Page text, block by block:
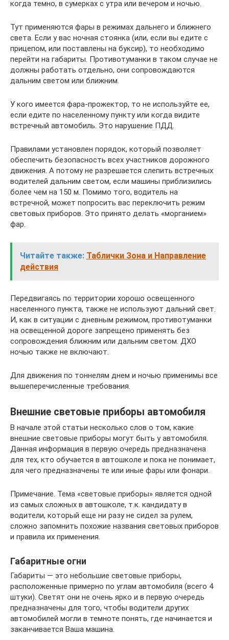
когда темно, в сумерках с утра или вечером и ночью.
Тут применяются фары в режимах дальнего и ближнего
света. Если у вас ночная стоянка (или, если вы едите с
прицепом, или поставлены на буксир), то необходимо
перейти на габариты. Противотуманки в таком случае не
должны работать отдельно, они сопровождаются
дальним светом или ближним.
У кого имеется фара-прожектор, то не используйте ее,
если едите по населенному пункту или когда видите
встречный автомобиль. Это нарушение ПДД.
Правилами установлен порядок, который позволяет
обеспечить безопасность всех участников дорожного
движения. А потому не разрешается слепить встречных
водителей дальним светом, если машины приблизились
более чем на 150 м. Помимо того, водитель на
встречной, может попросить вас переключить режим
световых приборов. Это принято делать «морганием»
фар.
Читайте также: Таблички Зона и Направление
действия
Передвигаясь по территории хорошо освещенного
населенного пункта, также не используют дальний свет.
И, как в ситуации с дневным режимом, противотуманки
на освещенной дороге запрещено применять без
сопровождения ближним или дальним светом. ДХО
ночью также не включают.
Для движения по тоннелям днем и ночью применимы все
вышеперечисленные требования.
Внешние световые приборы автомобиля
В начале этой статьи несколько слов о том, какие
внешние световые приборы могут быть у автомобиля.
Данная информация в первую очередь предназначена
для тех, кто обучается в автошколе и пока не понимает,
для чего предназначены те или иные фары или фонари.
Примечание. Тема «световые приборы» является одной
из самых сложных в автошколе, т.к. кандидату в
водители, который еще ни разу не сидел за рулем,
сложно запомнить похожие названия световых приборов
и правила их применения.
Габаритные огни
Габариты — это небольшие световые приборы,
расположенные примерно по углам автомобиля (всего 4
штуки). Светят они не очень ярко и в первую очередь
предназначены для того, чтобы водители других
автомобилей могли в темноте понять, где начинается и
заканчивается Ваша машина.